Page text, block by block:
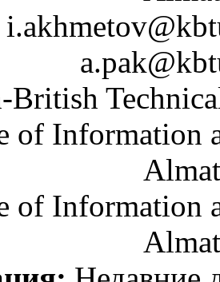
British
of Information
of Information